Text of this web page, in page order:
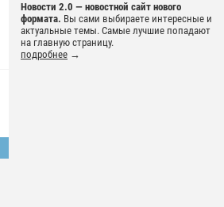
Новости 2.0 — новостной сайт нового
формата. Вы сами выбираете интересные и
актуальные темы. Самые лучшие попадают
на главную страницу.
подробнее →